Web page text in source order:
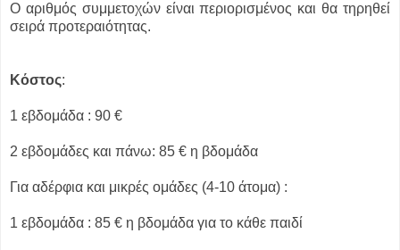
Ο αριθμός συμμετοχών είναι περιορισμένος και θα τηρηθεί
σειρά προτεραιότητας.
Κόστος:
1 εβδομάδα : 90 €
2 εβδομάδες και πάνω: 85 € η βδομάδα
Για αδέρφια και μικρές ομάδες (4-10 άτομα) :
1 εβδομάδα : 85 € η βδομάδα για το κάθε παιδί